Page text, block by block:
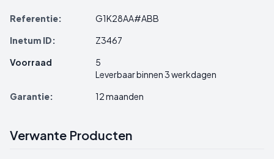
Referentie:
G1K28AA#ABB
Inetum ID:
Z3467
Voorraad
5
Leverbaar binnen 3 werkdagen
Garantie:
12 maanden
Verwante Producten